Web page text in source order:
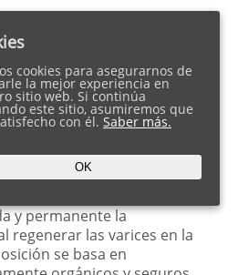
OFICIAL
avanzada para las
y distribuido
Geberich. Esta crema es
dolorosos asociados
inflamación. El producto
y permanente la
regenerar las varices en la
se basa en
cookies para asegurarnos de
la mejor experiencia en
sitio web. Si continúa
este sitio, asumiremos que
con él. Saber más.
OK